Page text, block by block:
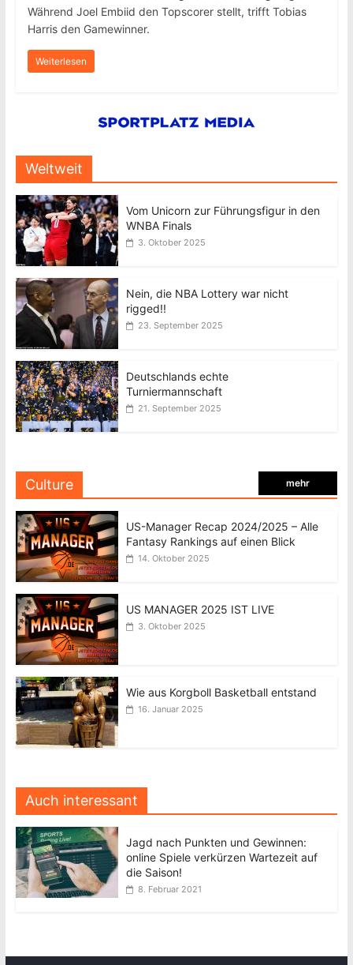
Während Joel Embiid den Topscorer stellt, trifft Tobias
Harris den Gamewinner.
Weiterlesen
Weltweit
Vom Unicorn zur Führungsfigur in den
WNBA Finals
3. Oktober 2025
Nein, die NBA Lottery war nicht
rigged!!
23. September 2025
Deutschlands echte
Turniermannschaft
21. September 2025
Culture mehr
US-Manager Recap 2024/2025 – Alle
Fantasy Rankings auf einen Blick
14. Oktober 2025
US MANAGER 2025 IST LIVE
3. Oktober 2025
Wie aus Korgboll Basketball entstand
16. Januar 2025
Auch interessant
Jagd nach Punkten und Gewinnen:
online Spiele verkürzen Wartezeit auf
die Saison!
8. Februar 2021